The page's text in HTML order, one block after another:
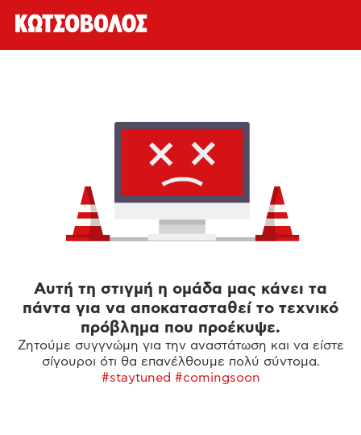
Αυτή τη στιγμή η ομάδα μας κάνει τα
πάντα για να αποκατασταθεί το τεχνικό
πρόβλημα που προέκυψε.
Ζητούμε συγγνώμη για την αναστάτωση και να είστε
σίγουροι ότι θα επανέλθουμε πολύ σύντομα.
#staytuned #comingsoon